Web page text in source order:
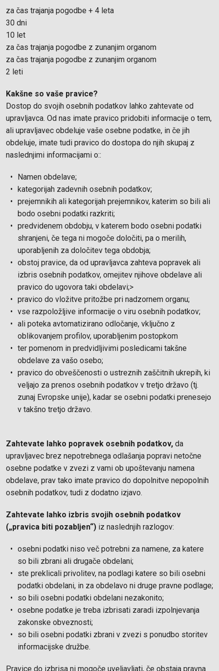
za čas trajanja pogodbe + 4 leta
30 dni
10 let
za čas trajanja pogodbe z zunanjim organom
za čas trajanja pogodbe z zunanjim organom
2 leti
Kakšne so vaše pravice?
Dostop do svojih osebnih podatkov lahko zahtevate od
upravljavca. Od nas imate pravico pridobiti informacije o tem,
ali upravljavec obdeluje vaše osebne podatke, in če jih
obdeluje, imate tudi pravico do dostopa do njih skupaj z
naslednjimi informacijami o::
Namen obdelave;
kategorijah zadevnih osebnih podatkov;
prejemnikih ali kategorijah prejemnikov, katerim so bili ali
bodo osebni podatki razkriti;
predvidenem obdobju, v katerem bodo osebni podatki
shranjeni, če tega ni mogoče določiti, pa o merilih,
uporabljenih za določitev tega obdobja;
obstoj pravice, da od upravljavca zahteva popravek ali
izbris osebnih podatkov, omejitev njihove obdelave ali
pravico do ugovora taki obdelavi;>
pravico do vložitve pritožbe pri nadzornem organu;
vse razpoložljive informacije o viru osebnih podatkov;
ali poteka avtomatizirano odločanje, vključno z
oblikovanjem profilov, uporabljenim postopkom
ter pomenom in predvidljivimi posledicami takšne
obdelave za vašo osebo;
pravico do obveščenosti o ustreznih zaščitnih ukrepih, ki
veljajo za prenos osebnih podatkov v tretjo državo (tj.
zunaj Evropske unije), kadar se osebni podatki prenesejo
v takšno tretjo državo.
Zahtevate lahko popravek osebnih podatkov, da
upravljavec brez nepotrebnega odlašanja popravi netočne
osebne podatke v zvezi z vami ob upoštevanju namena
obdelave, prav tako imate pravico do dopolnitve nepopolnih
osebnih podatkov, tudi z dodatno izjavo.
Zahtevate lahko izbris svojih osebnih podatkov
(„pravica biti pozabljen“) iz naslednjih razlogov:
osebni podatki niso več potrebni za namene, za katere
so bili zbrani ali drugače obdelani;
ste preklicali privolitev, na podlagi katere so bili osebni
podatki obdelani, in za obdelavo ni druge pravne podlage;
so bili osebni podatki obdelani nezakonito;
osebne podatke je treba izbrisati zaradi izpolnjevanja
zakonske obveznosti;
so bili osebni podatki zbrani v zvezi s ponudbo storitev
informacijske družbe.
Pravice do izbrisa ni mogoče uveljavljati, če obstaja pravna